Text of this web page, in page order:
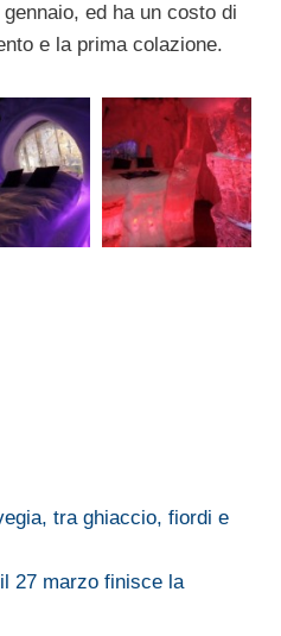
ed ha un costo di
e la prima colazione.
tra ghiaccio, fiordi e
27 marzo finisce la